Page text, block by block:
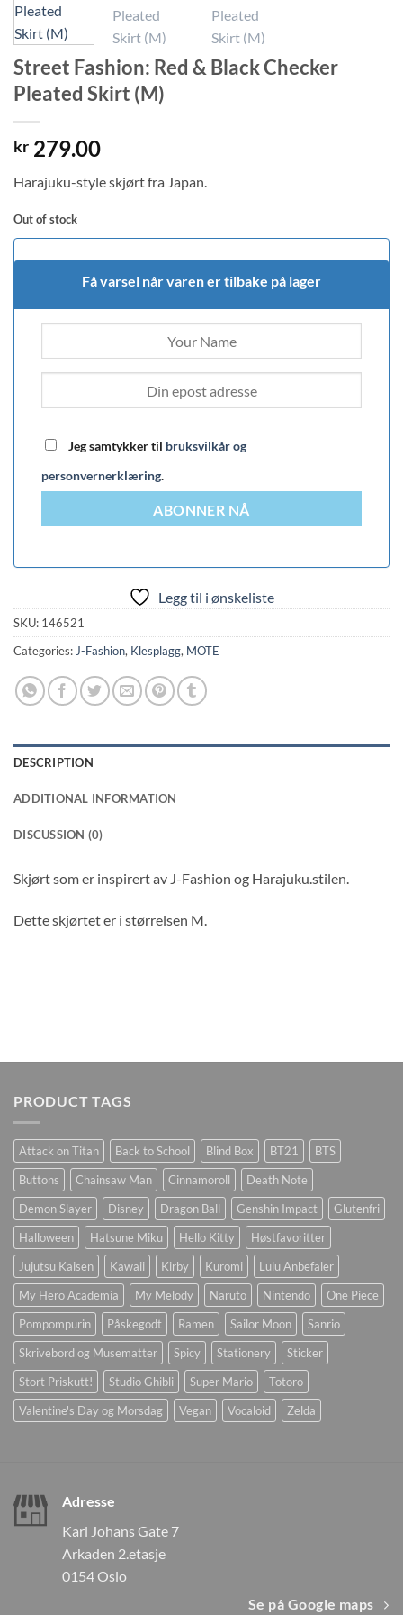
Street Fashion: Red & Black Checker
Pleated Skirt (M)
kr 279.00
Harajuku-style skjørt fra Japan.
Out of stock
Få varsel når varen er tilbake på lager
Jeg samtykker til bruksvilkår og
personvernerklæring.
ABONNER NÅ
Legg til i ønskeliste
SKU: 146521
Categories:J-Fashion, Klesplagg, MOTE
DESCRIPTION
ADDITIONAL INFORMATION
DISCUSSION (0)
Skjørt som er inspirert av J-Fashion og Harajuku.stilen.
Dette skjørtet er i størrelsen M.
PRODUCT TAGS
Attack on Titan Back to School Blind Box BT21
BTS
Buttons
Chainsaw Man Cinnamoroll
Death Note
Demon Slayer
Disney Dragon Ball Genshin Impact
Glutenfri
Halloween
Hatsune Miku Hello Kitty
Høstfavoritter
Jujutsu Kaisen
Kawaii Kirby Kuromi
Lulu Anbefaler
My Hero Academia
My Melody Naruto Nintendo
One Piece
Pompompurin
Påskegodt Ramen Sailor Moon
Sanrio
Skrivebord og Musematter
Spicy Stationery
Sticker
Stort Priskutt!
Studio Ghibli Super Mario
Totoro
Valentine's Day og Morsdag
Vegan Vocaloid Zelda
Adresse
Karl Johans Gate 7
Arkaden 2.etasje
0154 Oslo
Se på Google maps